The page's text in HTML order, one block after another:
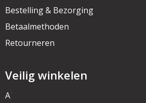
Bestelling & Bezorging
Betaalmethoden
Retourneren
Veilig winkelen
Algemene voorwaarden